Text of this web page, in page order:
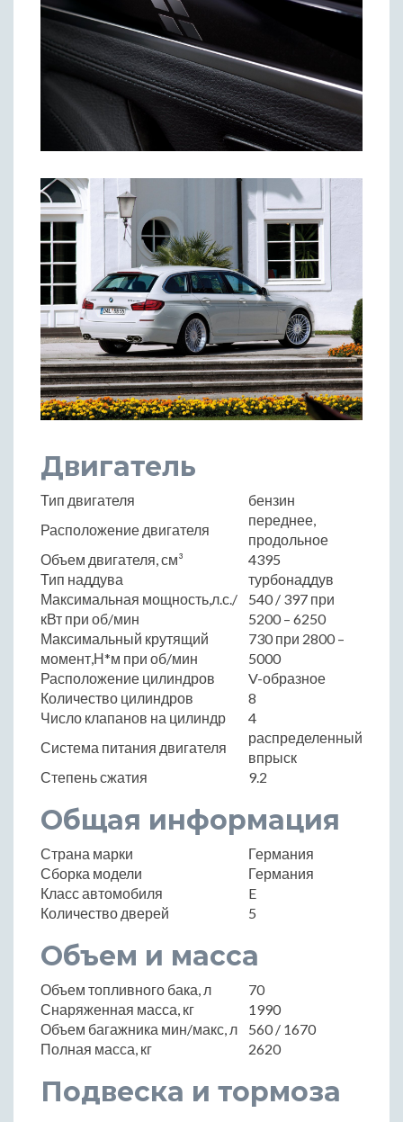
Двигатель
Тип двигателя
бензин
Расположение двигателя
переднее,
продольное
Объем двигателя, см³
4395
Тип наддува
турбонаддув
Максимальная мощность,л.с./
кВт при об/мин
540 / 397 при
5200 – 6250
Максимальный крутящий
момент,Н*м при об/мин
730 при 2800 –
5000
Расположение цилиндров
V-образное
Количество цилиндров
8
Число клапанов на цилиндр
4
Система питания двигателя
распределенный
впрыск
Степень сжатия
9.2
Общая информация
Страна марки
Германия
Сборка модели
Германия
Класс автомобиля
E
Количество дверей
5
Объем и масса
Объем топливного бака, л
70
Снаряженная масса, кг
1990
Объем багажника мин/макс, л
560 / 1670
Полная масса, кг
2620
Подвеска и тормоза